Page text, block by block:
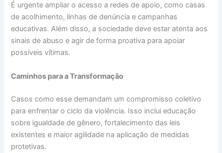
É urgente ampliar o acesso a redes de apoio, como casas
de acolhimento, linhas de denúncia e campanhas
educativas. Além disso, a sociedade deve estar atenta aos
sinais de abuso e agir de forma proativa para apoiar
possíveis vítimas.
Caminhos para a Transformação
Casos como esse demandam um compromisso coletivo
para enfrentar o ciclo da violência. Isso inclui educação
sobre igualdade de gênero, fortalecimento das leis
existentes e maior agilidade na aplicação de medidas
protetivas.